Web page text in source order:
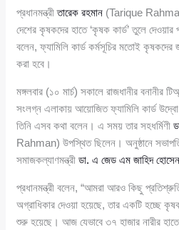
প্রধানমন্ত্রীতারেক রহমান (Tarique
দেশের কৃষকদের হাতে ‘কৃষক কার্ড’ তুলে দেওয়ার
বলেন, ফ্যামিলি কার্ড কর্মসূচির মতোই
করা হবে।
মঙ্গলবার (১০ মার্চ) সকালে রাজধানীর বনানীর
সংলগ্ন এলাকায় আয়োজিত ফ্যামিলি কার্ড
তিনি এসব কথা বলেন। এ সময় তার সহধর্মিণী
Rahman) উপস্থিত ছিলেন। অনুষ্ঠানে
সমাজকল্যাণমন্ত্রীডা. এ জেড এম জাহিদ হোসেন
প্রধানমন্ত্রী বলেন, “আমরা আরও কিছু
অগ্রাধিকার দেওয়া হয়েছে, তার একটি হচ্ছে
শুরু হয়েছে। আজ যেভাবে ৩৭ হাজার নারীর হাতে